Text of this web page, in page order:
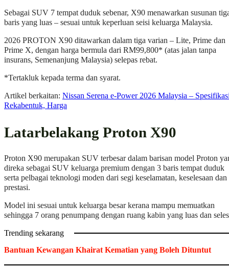
Sebagai SUV 7 tempat duduk sebenar, X90 menawarkan susunan
baris yang luas – sesuai untuk keperluan seisi keluarga Malaysia.
2026 PROTON X90 ditawarkan dalam tiga varian – Lite, Prime dan
Prime X, dengan harga bermula dari RM99,800* (atas jalan tanpa
insurans, Semenanjung Malaysia) selepas rebat.
*Tertakluk kepada terma dan syarat.
Artikel berkaitan: Nissan Serena e-Power 2026 Malaysia –
Rekabentuk, Harga
Latarbelakang Proton X90
Proton X90 merupakan SUV terbesar dalam barisan model Proton
direka sebagai SUV keluarga premium dengan 3 baris tempat duduk
serta pelbagai teknologi moden dari segi keselamatan, keselesaan dan
prestasi.
Model ini sesuai untuk keluarga besar kerana mampu memuatkan
sehingga 7 orang penumpang dengan ruang kabin yang luas dan
Trending sekarang
Bantuan Kewangan Khairat Kematian yang Boleh Dituntut